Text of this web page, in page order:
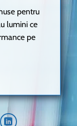
pentru
lumini ce
pe